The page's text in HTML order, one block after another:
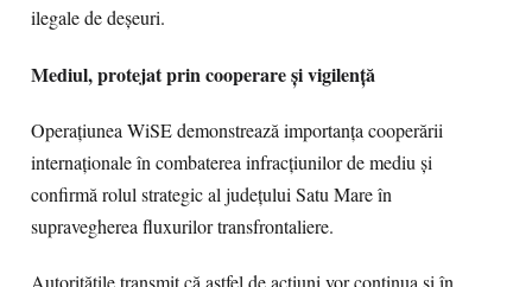
ilegale de deșeuri.
Mediul, protejat prin cooperare și vigilență
Operațiunea WiSE demonstrează importanța cooperării
internaționale în combaterea infracțiunilor de mediu și
confirmă rolul strategic al județului Satu Mare în
supravegherea fluxurilor transfrontaliere.